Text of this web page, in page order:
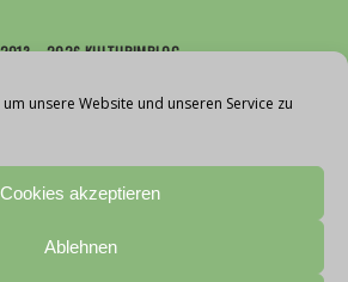
unsere Website und unseren Service zu
Cookies akzeptieren
Ablehnen
– 2026 KULTURIMBLOG
Über uns
Impressum
Datenschutz
Gewinnspiele